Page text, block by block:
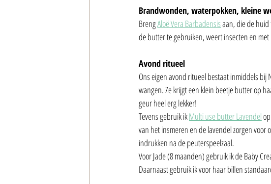
Brandwonden, waterpokken, kleine
Breng Aloë Vera Barbadensis aan, die de
de butter te gebruiken, weert insecten en
Avond ritueel
Ons eigen avond ritueel bestaat inmiddels
wangen. Ze krijgt een klein beetje butter op
geur heel erg lekker!
Tevens gebruik ik Multi use butter Lavendel
van het insmeren en de lavendel zorgen
indrukken na de peuterspeelzaal.
Voor Jade (8 maanden) gebruik ik de Baby
Daarnaast gebruik ik voor haar billen